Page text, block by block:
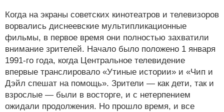
Когда на экраны советских кинотеатров и телевизоров
ворвались диснеевские мультипликационные
фильмы, в первое время они полностью захватили
внимание зрителей. Начало было положено 1 января
1991-го года, когда Центральное телевидение
впервые транслировало «Утиные истории» и «Чип и
Дэйл спешат на помощь». Зрители — как дети, так и
взрослые — были в восторге, и с нетерпением
ожидали продолжения. Но прошло время, и все